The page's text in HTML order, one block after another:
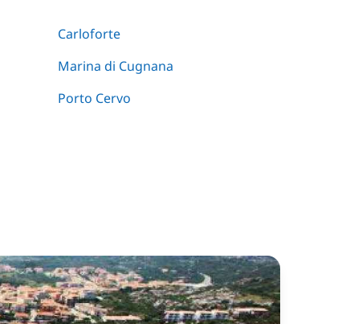
Carloforte
Marina di Cugnana
Porto Cervo